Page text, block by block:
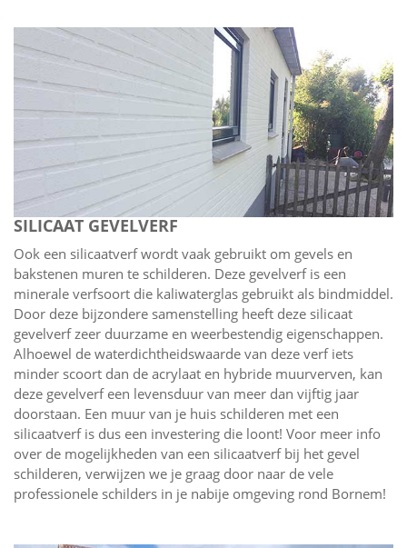
SILICAAT GEVELVERF
Ook een silicaatverf wordt vaak gebruikt om gevels en
bakstenen muren te schilderen. Deze gevelverf is een
minerale verfsoort die kaliwaterglas gebruikt als bindmiddel.
Door deze bijzondere samenstelling heeft deze silicaat
gevelverf zeer duurzame en weerbestendig eigenschappen.
Alhoewel de waterdichtheidswaarde van deze verf iets
minder scoort dan de acrylaat en hybride muurverven, kan
deze gevelverf een levensduur van meer dan vijftig jaar
doorstaan. Een muur van je huis schilderen met een
silicaatverf is dus een investering die loont! Voor meer info
over de mogelijkheden van een silicaatverf bij het gevel
schilderen, verwijzen we je graag door naar de vele
professionele schilders in je nabije omgeving rond Bornem!